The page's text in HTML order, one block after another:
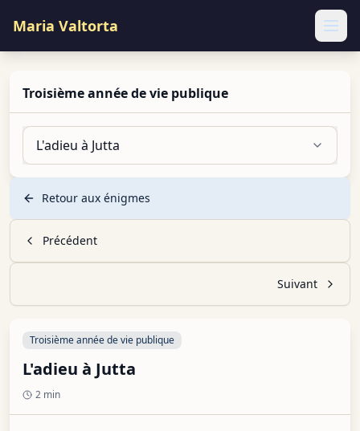
Maria Valtorta
Troisième année de vie publique
L'adieu à Jutta
Retour aux énigmes
Précédent
Suivant
Troisième année de vie publique
L'adieu à Jutta
2 min